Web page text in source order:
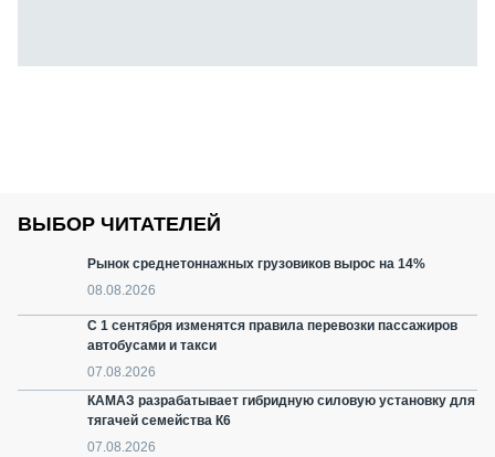
ВЫБОР ЧИТАТЕЛЕЙ
Рынок среднетоннажных грузовиков вырос на 14%
08.08.2026
С 1 сентября изменятся правила перевозки пассажиров
автобусами и такси
07.08.2026
КАМАЗ разрабатывает гибридную силовую установку для
тягачей семейства К6
07.08.2026